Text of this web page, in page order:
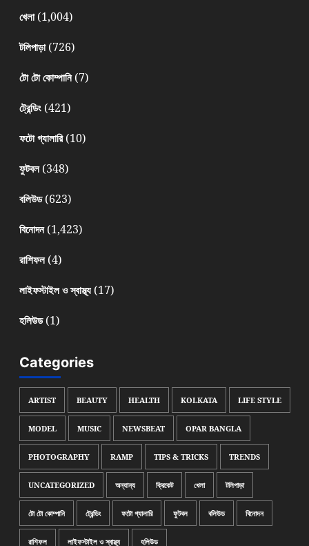
খেলা(1,004)
টলিপাড়া(726)
টো টো কোম্পানি(7)
ট্রেন্ডিং(421)
ফটো গ্যালারি(10)
ফুটবল(348)
বলিউড(623)
বিনোদন(1,423)
রাশিফল(4)
লাইফস্টাইল ও স্বাস্থ্য(17)
হলিউড(1)
Categories
ARTIST BEAUTY HEALTH KOLKATA LIFE STYLE
MODEL MUSIC NEWSBEAT OPAR BANGLA
PHOTOGRAPHY RAMP TIPS & TRICKS TRENDS
UNCATEGORIZED অন্যান্য ক্রিকেট খেলা টলিপাড়া
টো টো কোম্পানি ট্রেন্ডিং ফটো গ্যালারি ফুটবল বলিউড বিনোদন
রাশিফল লাইফস্টাইল ও স্বাস্থ্য হলিউড